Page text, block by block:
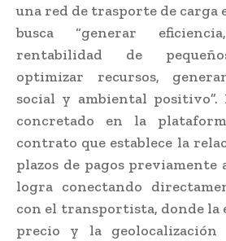
una red de trasporte de carga
busca “generar
rentabilidad de
optimizar recursos,
social y ambiental positivo”.
concretado en la
contrato que establece la
plazos de pagos previamente
logra conectando
con el transportista, donde la
precio y la